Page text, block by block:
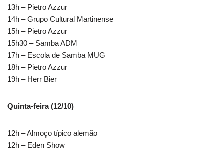
13h – Pietro Azzur
14h – Grupo Cultural Martinense
15h – Pietro Azzur
15h30 – Samba ADM
17h – Escola de Samba MUG
18h – Pietro Azzur
19h – Herr Bier
Quinta-feira (12/10)
12h – Almoço típico alemão
12h – Eden Show